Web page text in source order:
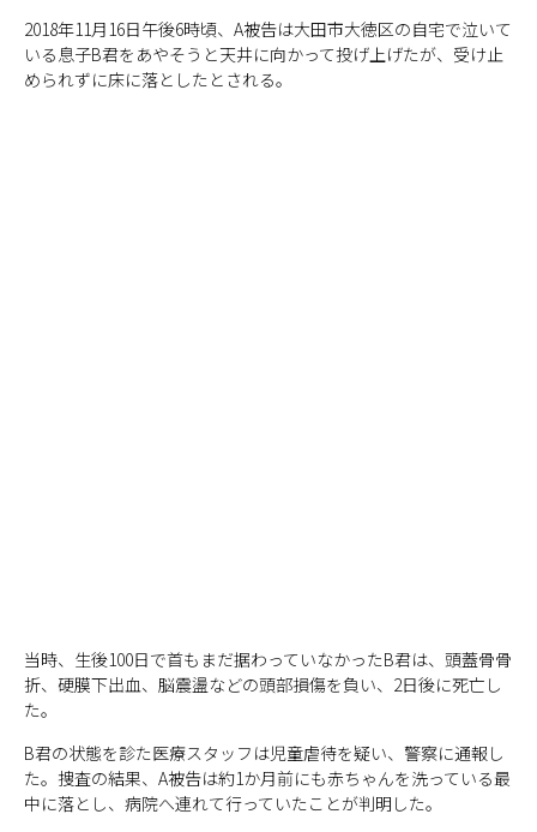
2018年11月16日午後6時頃、A被告は大田市大徳区の自宅で泣いて
いる息子B君をあやそうと天井に向かって投げ上げたが、受け止
められずに床に落としたとされる。
当時、生後100日で首もまだ据わっていなかったB君は、頭蓋骨骨
折、硬膜下出血、脳震盪などの頭部損傷を負い、2日後に死亡し
た。
B君の状態を診た医療スタッフは児童虐待を疑い、警察に通報し
た。捜査の結果、A被告は約1か月前にも赤ちゃんを洗っている最
中に落とし、病院へ連れて行っていたことが判明した。